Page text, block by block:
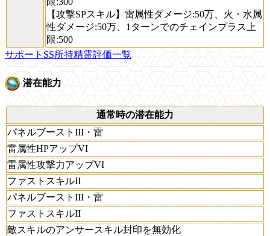
【攻撃SPスキル】雷属性ダメージ:50万、火・水属
性ダメージ:50万、1ターンでのチェインプラス上
限:500
サポートSS所持精霊評価一覧
潜在能力
通常時の潜在能力
パネルブーストIII・雷
雷属性HPアップVI
雷属性攻撃力アップVI
ファストスキルII
パネルブーストIII・雷
ファストスキルII
敵スキルのアンサースキル封印を無効化